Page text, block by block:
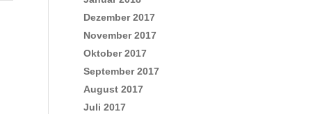
Dezember 2017
November 2017
Oktober 2017
September 2017
August 2017
Juli 2017